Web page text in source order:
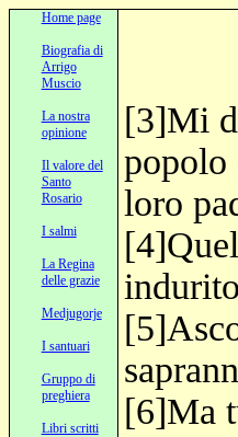
Home page
Biografia di
Arrigo
Muscio
La nostra
opinione
Il valore del
Santo
Rosario
I salmi
La Regina
delle grazie
Medjugorje
I santuari
Gruppo di
preghiera
Libri scritti
[3]Mi
popolo
loro
[6]Ma